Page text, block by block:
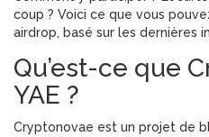
coup ? Voici ce que vous
airdrop, basé sur les dernières
Qu’est-ce que
YAE ?
Cryptonovae est un projet de